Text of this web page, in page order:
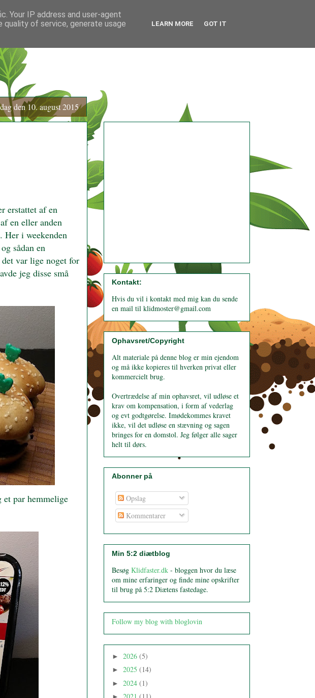
den 10. august 2015
erstattet af en
en eller anden
Her i weekenden
sådan en
var lige noget for
jeg disse små
par hemmelige
Kontakt:
Hvis du vil i kontakt med mig kan du sende
en mail til klidmoster@gmail.com
Ophavsret/Copyright
Alt materiale på denne blog er min ejendom
og må ikke kopieres til hverken privat eller
kommercielt brug.
Overtrædelse af min ophavsret, vil udløse et
krav om kompensation, i form af vederlag
og evt godtgørelse. Imødekommes kravet
ikke, vil det udløse en stævning og sagen
bringes for en domstol. Jeg følger alle sager
helt til dørs.
Abonner på
Opslag
Kommentarer
Min 5:2 diætblog
Besøg Klidfaster.dk - bloggen hvor du læse
om mine erfaringer og finde mine opskrifter
til brug på 5:2 Diætens fastedage.
Follow my blog with bloglovin
► 2026 (5)
► 2025 (14)
► 2024 (1)
Your IP address and user-agent
quality of service, generate usage
LEARN MORE GOT IT